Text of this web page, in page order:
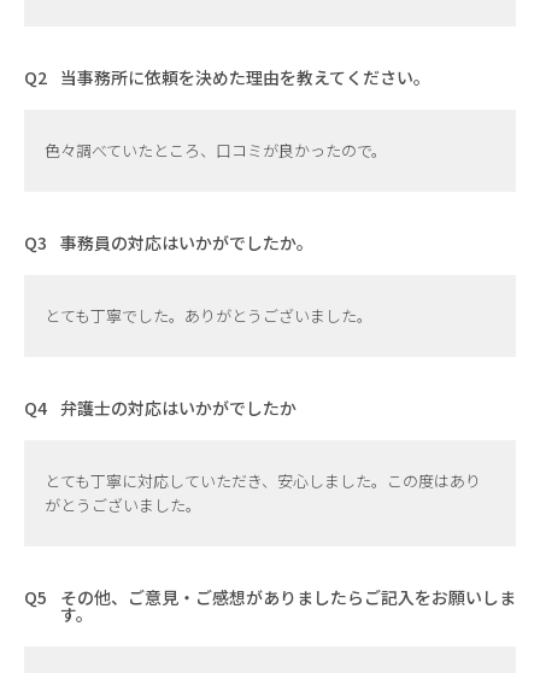
当事務所に依頼を決めた理由を教えてください。
色々調べていたところ、口コミが良かったので。
事務員の対応はいかがでしたか。
とても丁寧でした。ありがとうございました。
弁護士の対応はいかがでしたか
とても丁寧に対応していただき、安心しました。この度はあり
がとうございました。
その他、ご意見・ご感想がありましたらご記入をお願いしま
す。